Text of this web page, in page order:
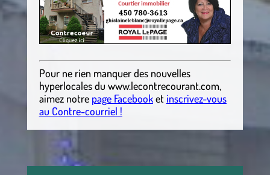
Pour ne rien manquer des nouvelles
hyperlocalesdu www.lecontrecourant.com,
aimez notre page Facebooket inscrivez-vous
au Contre-courriel !